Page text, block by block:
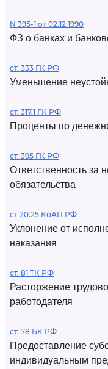
N 395-1 от 02.12.1990
ФЗ о банках и
ст. 333 ГК РФ
Уменьшение
ст. 317.1 ГК РФ
Проценты по
ст. 395 ГК РФ
Ответственность за
обязательства
ст 20.25 КоАП РФ
Уклонение от
наказания
ст. 81 ТК РФ
Расторжение
работодателя
ст. 78 БК РФ
Предоставление
индивидуальным